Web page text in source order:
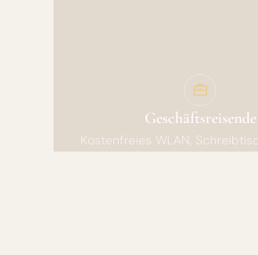
Geschäftsreisende
Kostenfreies WLAN,